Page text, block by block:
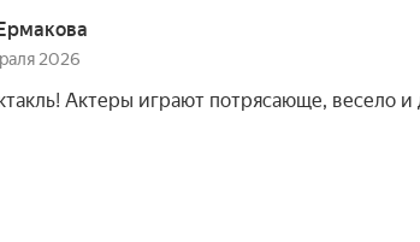
2026
Актеры играют потрясающе, весело